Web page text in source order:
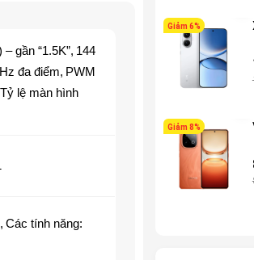
gần “1.5K”, 144
đa điểm, PWM
lệ màn hình
, Các tính năng:
Giảm 6%
Giảm 8%